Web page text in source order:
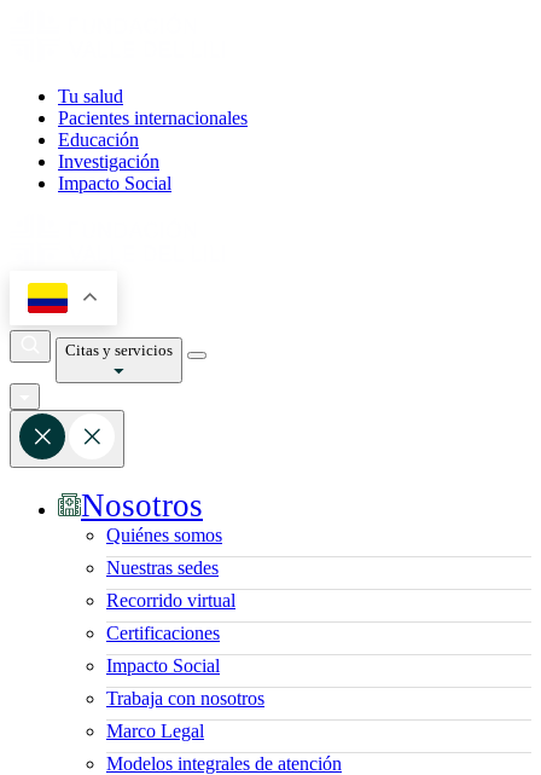
Tu salud
Pacientes internacionales
Educación
Investigación
Impacto Social
Citas y servicios
Nosotros
Quiénes somos
Nuestras sedes
Recorrido virtual
Certificaciones
Impacto Social
Trabaja con nosotros
Marco Legal
Modelos integrales de atención